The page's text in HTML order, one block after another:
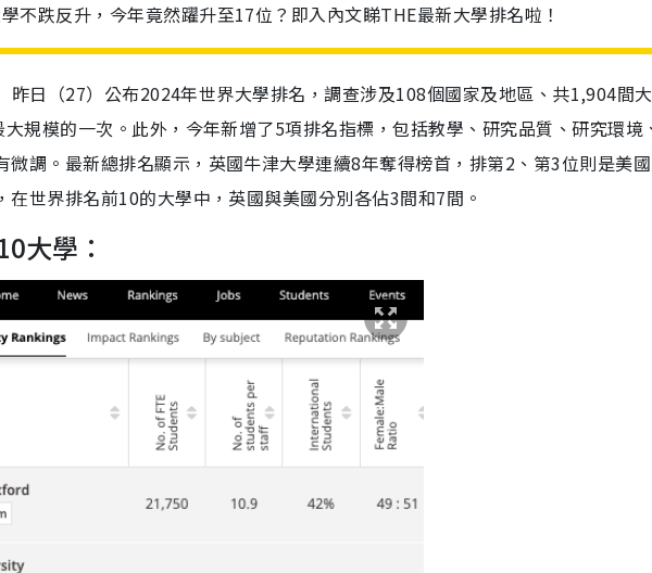
不跌反升，今年竟然躍升至17位？即入內文睇THE最新大學排名啦！
昨日（27）公布2024年世界大學排名，調查涉及108個國家及地區、共1,904間
規模的一次。此外，今年新增了5項排名指標，包括教學、研究品質、研究環境
微調。最新總排名顯示，英國牛津大學連續8年奪得榜首，排第2、第3位則是美
世界排名前10的大學中，英國與美國分別各佔3間和7間。
大學：